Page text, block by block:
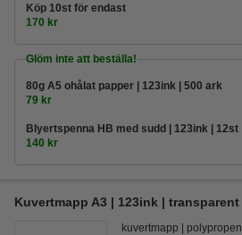
Köp 10st för endast
170 kr
Glöm inte att beställa!
80g A5 ohålat papper | 123ink | 500 ark
79 kr
Blyertspenna HB med sudd | 123ink | 12st
140 kr
Kuvertmapp A3 | 123ink | transparent
kuvertmapp polypropen